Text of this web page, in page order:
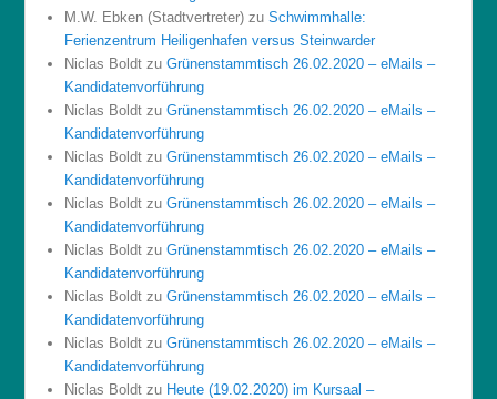
M.W. Ebken (Stadtvertreter) zuSchwimmhalle:
Ferienzentrum Heiligenhafen versus Steinwarder
Niclas Boldt zuGrünenstammtisch 26.02.2020 – eMails –
Kandidatenvorführung
Niclas Boldt zuGrünenstammtisch 26.02.2020 – eMails –
Kandidatenvorführung
Niclas Boldt zuGrünenstammtisch 26.02.2020 – eMails –
Kandidatenvorführung
Niclas Boldt zuGrünenstammtisch 26.02.2020 – eMails –
Kandidatenvorführung
Niclas Boldt zuGrünenstammtisch 26.02.2020 – eMails –
Kandidatenvorführung
Niclas Boldt zuGrünenstammtisch 26.02.2020 – eMails –
Kandidatenvorführung
Niclas Boldt zuGrünenstammtisch 26.02.2020 – eMails –
Kandidatenvorführung
Niclas Boldt zu Heute (19.02.2020) im Kursaal –